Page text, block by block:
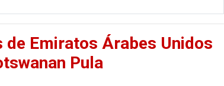
Emiratos Árabes Unidos
Pula